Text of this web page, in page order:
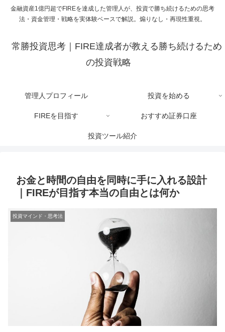
金融資産1億円超でFIREを達成した管理人が、投資で勝ち続けるための思考
法・資金管理・戦略を実体験ベースで解説。煽りなし・再現性重視。
常勝投資思考｜FIRE達成者が教える勝ち続けるため
の投資戦略
管理人プロフィール 投資を始める
FIREを目指す おすすめ証券口座
投資ツール紹介
お金と時間の自由を同時に手に入れる設計
｜FIREが目指す本当の自由とは何か
投資マインド・思考法